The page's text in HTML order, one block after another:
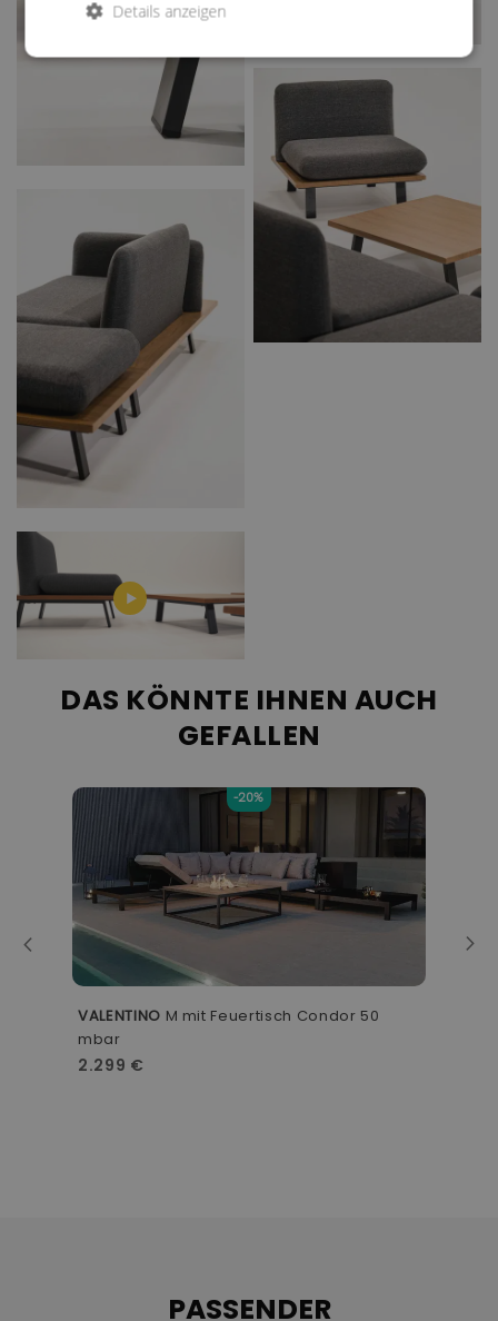
DAS KÖNNTE IHNEN AUCH
GEFALLEN
-20%
VALENTINO M mit Feuertisch Condor 50
mbar
2.299 €
PASSENDER
Details anzeigen